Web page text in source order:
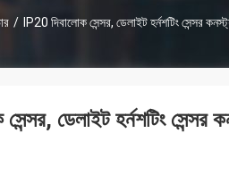
/ IP20 দিবালোক সেন্সর, ডেলাইট হর্নশটিং সেন্সর
ডেলাইট হর্নশটিং